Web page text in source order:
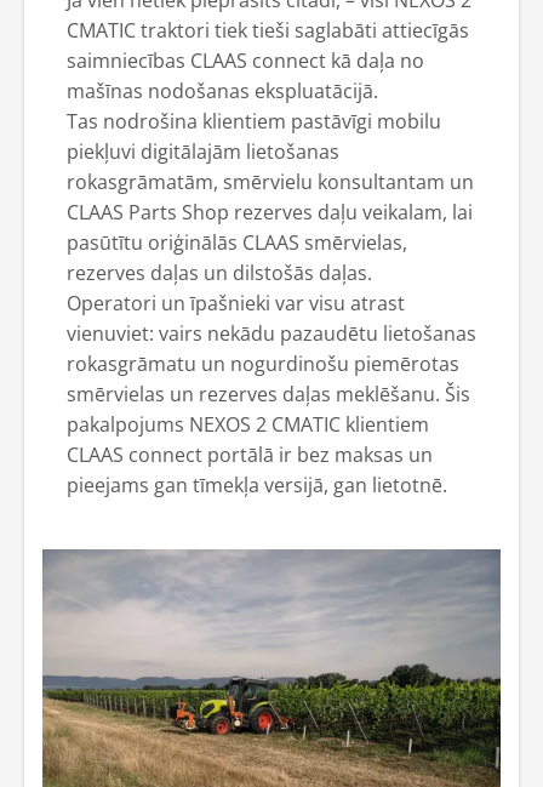
CMATIC traktori tiek tieši saglabāti attiecīgās
saimniecības CLAAS connect kā daļa no
mašīnas nodošanas ekspluatācijā.
Tas nodrošina klientiem pastāvīgi mobilu
piekļuvi digitālajām lietošanas
rokasgrāmatām, smērvielu konsultantam un
CLAAS Parts Shop rezerves daļu veikalam, lai
pasūtītu oriģinālās CLAAS smērvielas,
rezerves daļas un dilstošās daļas.
Operatori un īpašnieki var visu atrast
vienuviet: vairs nekādu pazaudētu lietošanas
rokasgrāmatu un nogurdinošu piemērotas
smērvielas un rezerves daļas meklēšanu. Šis
pakalpojums NEXOS 2 CMATIC klientiem
CLAAS connect portālā ir bez maksas un
pieejams gan tīmekļa versijā, gan lietotnē.